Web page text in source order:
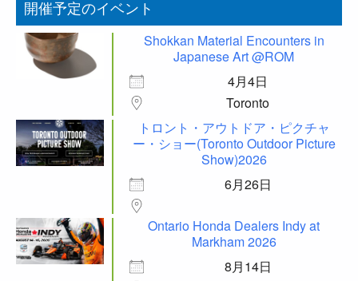
開催予定のイベント
Shokkan Material Encounters in
Japanese Art @ROM
4月4日
Toronto
トロント・アウトドア・ピクチャ
ー・ショー(Toronto Outdoor Picture
Show)2026
6月26日
Ontario Honda Dealers Indy at
Markham 2026
8月14日